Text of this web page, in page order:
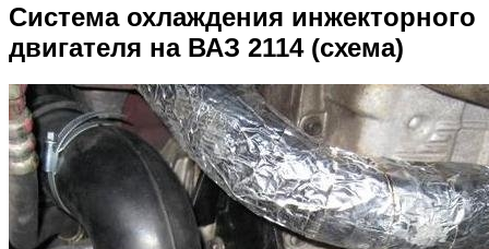
Система охлаждения инжекторного
двигателя на ВАЗ 2114 (схема)